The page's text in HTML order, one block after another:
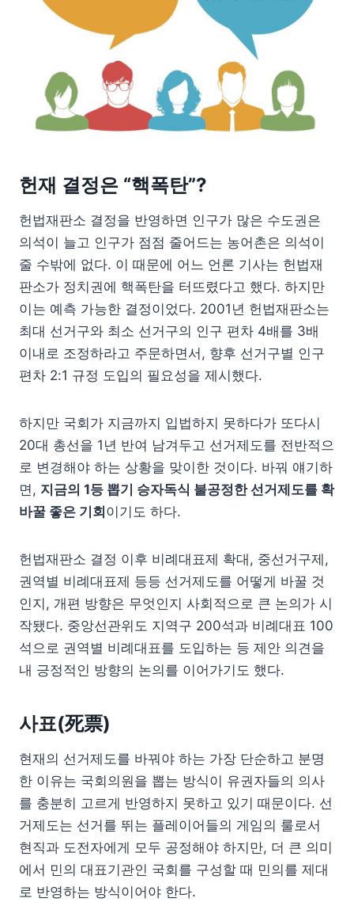
헌재 결정은 “핵폭탄”?
헌법재판소 결정을 반영하면 인구가 많은 수도권은
의석이 늘고 인구가 점점 줄어드는 농어촌은 의석이
줄 수밖에 없다. 이 때문에 어느 언론 기사는 헌법재
판소가 정치권에 핵폭탄을 터뜨렸다고 했다. 하지만
이는 예측 가능한 결정이었다. 2001년 헌법재판소는
최대 선거구와 최소 선거구의 인구 편차 4배를 3배
이내로 조정하라고 주문하면서, 향후 선거구별 인구
편차 2:1 규정 도입의 필요성을 제시했다.
하지만 국회가 지금까지 입법하지 못하다가 또다시
20대 총선을 1년 반여 남겨두고 선거제도를 전반적으
로 변경해야 하는 상황을 맞이한 것이다. 바꿔 얘기하
면, 지금의 1등 뽑기 승자독식 불공정한 선거제도를 확
바꿀 좋은 기회 이기도 하다.
헌법재판소 결정 이후 비례대표제 확대, 중선거구제,
권역별 비례대표제 등등 선거제도를 어떻게 바꿀 것
인지, 개편 방향은 무엇인지 사회적으로 큰 논의가 시
작됐다. 중앙선관위도 지역구 200석과 비례대표 100
석으로 권역별 비례대표를 도입하는 등 제안 의견을
내 긍정적인 방향의 논의를 이어가기도 했다.
사표(死票)
현재의 선거제도를 바꿔야 하는 가장 단순하고 분명
한 이유는 국회의원을 뽑는 방식이 유권자들의 의사
를 충분히 고르게 반영하지 못하고 있기 때문이다. 선
거제도는 선거를 뛰는 플레이어들의 게임의 룰로서
현직과 도전자에게 모두 공정해야 하지만, 더 큰 의미
에서 민의 대표기관인 국회를 구성할 때 민의를 제대
로 반영하는 방식이어야 한다.